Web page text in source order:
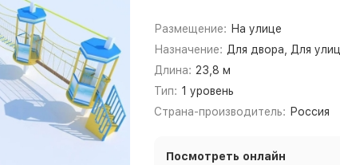
Размещение: На улице
Назначение: Для двора, Для
Длина: 23,8 м
Тип: 1 уровень
Страна-производитель: Россия
Посмотреть онлайн